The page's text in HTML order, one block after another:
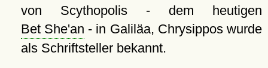
von Scythopolis - dem heutigen
Bet She'an - in Galiläa, Chrysippos wurde
als Schriftsteller bekannt.